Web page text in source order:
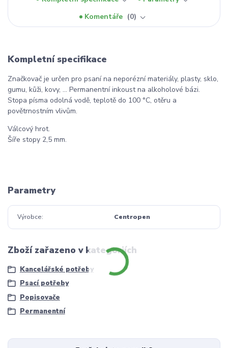
Komentáře
0
Kompletní specifikace
Značkovač je určen pro psaní na neporézní materiály, plasty, sklo,
gumu, kůži, kovy, ... Permanentní inkoust na alkoholové bázi.
Stopa písma odolná vodě, teplotě do 100 °C, otěru a
povětrnostním vlivům.
Válcový hrot.
Šíře stopy 2,5 mm.
Parametry
Výrobce Centropen
Zboží zařazeno v kategoriích
Kancelářské potřeby
Psací potřeby
Popisovače
Permanentní